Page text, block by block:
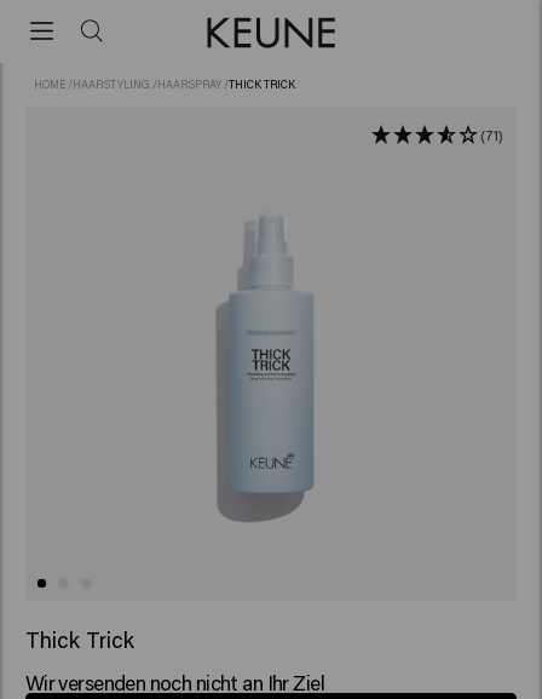
HOME /HAARSTYLING /HAARSPRAY /THICK TRICK
(71)
Thick Trick
Wir versenden noch nicht an Ihr Ziel